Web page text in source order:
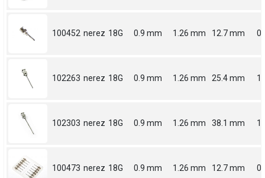
100452 nerez 18G 0.9 mm 1.26 mm 12.7 mm
102263 nerez 18G 0.9 mm 1.26 mm 25.4 mm 1
102303 nerez 18G 0.9 mm 1.26 mm 38.1 mm
100473 nerez 18G 0.9 mm 1.26 mm 12.7 mm